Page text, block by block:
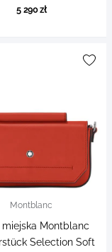
5 290 zł
Montblanc
miejska Montblanc
Selection Soft